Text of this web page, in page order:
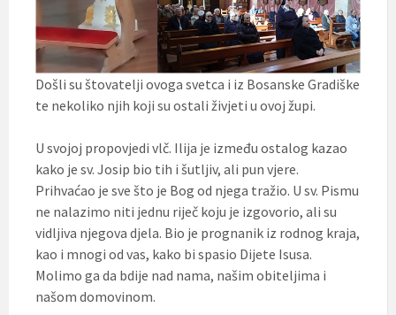
Došli su štovatelji ovoga svetca i iz Bosanske Gradiške
te nekoliko njih koji su ostali živjeti u ovoj župi.
U svojoj propovjedi vlč. Ilija je između ostalog kazao
kako je sv. Josip bio tih i šutljiv, ali pun vjere.
Prihvaćao je sve što je Bog od njega tražio. U sv. Pismu
ne nalazimo niti jednu riječ koju je izgovorio, ali su
vidljiva njegova djela. Bio je prognanik iz rodnog kraja,
kao i mnogi od vas, kako bi spasio Dijete Isusa.
Molimo ga da bdije nad nama, našim obiteljima i
našom domovinom.